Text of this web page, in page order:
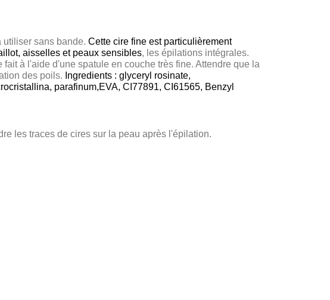
sans bande. Cette cire fine est particulièrement
aisselles et peaux sensibles, les épilations intégrales.
à l'aide d'une spatule en couche très fine. Attendre que la
des poils. Ingredients : glyceryl rosinate,
parafinum,EVA, CI77891, CI61565, Benzyl
les traces de cires sur la peau après l'épilation.